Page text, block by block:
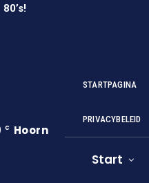
C Hoorn
STARTPAGINA
PRIVACYBELEID
Start